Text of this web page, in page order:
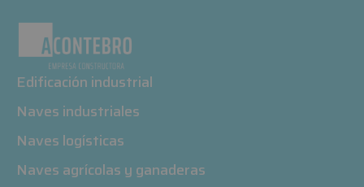
Edificación industrial
Naves industriales
Naves logísticas
Naves agrícolas y ganaderas